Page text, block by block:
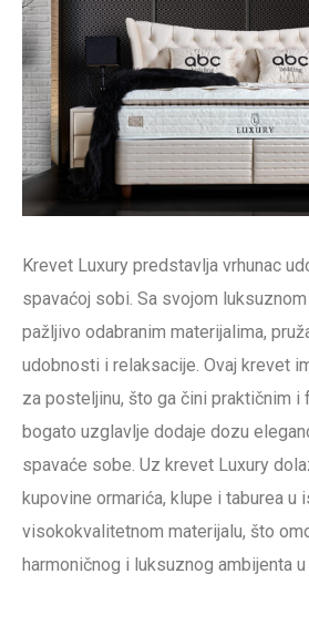
Krevet Luxury predstavlja vrhunac
spavaćoj sobi. Sa svojom
pažljivo odabranim materijalima,
udobnosti i relaksacije. Ovaj krevet
za posteljinu, što ga čini praktičnim i
bogato uzglavlje dodaje dozu
spavaće sobe. Uz krevet Luxury
kupovine ormarića, klupe i taburea u
visokokvalitetnom materijalu, što
harmoničnog i luksuznog ambijenta